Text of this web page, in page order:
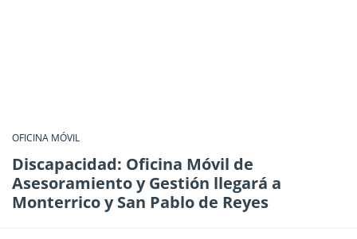
OFICINA MÓVIL
Discapacidad: Oficina Móvil de
Asesoramiento y Gestión llegará a
Monterrico y San Pablo de Reyes